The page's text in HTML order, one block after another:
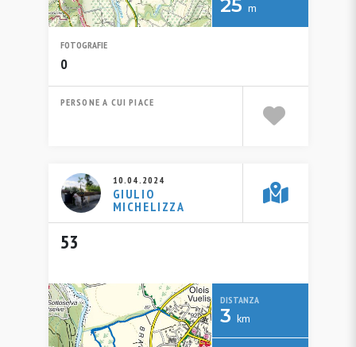
25 m
FOTOGRAFIE
0
PERSONE A CUI PIACE
10.04.2024
GIULIO
MICHELIZZA
53
DISTANZA
3 km